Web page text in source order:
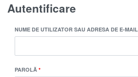
Autentificare
NUME DE UTILIZATOR SAU ADRESA DE E-MAIL
PAROLĂ *